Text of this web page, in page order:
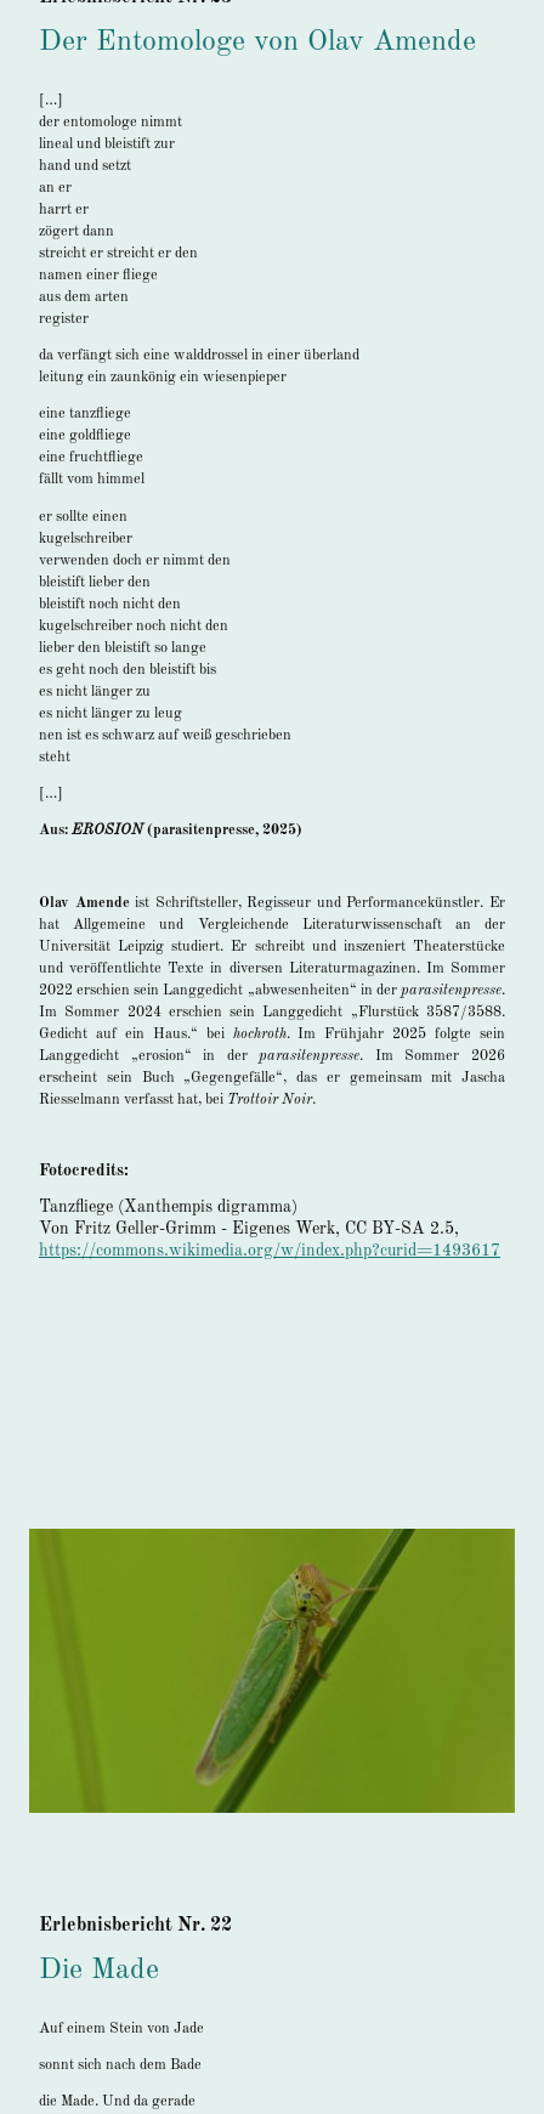
Der Entomologe von Olav Amende
[…]
der entomologe nimmt
lineal und bleistift zur
hand und setzt
an er
harrt er
zögert dann
streicht er streicht er den
namen einer fliege
aus dem arten
register
da verfängt sich eine walddrossel in einer überland
leitung ein zaunkönig ein wiesenpieper
eine tanzfliege
eine goldfliege
eine fruchtfliege
fällt vom himmel
er sollte einen
kugelschreiber
verwenden doch er nimmt den
bleistift lieber den
bleistift noch nicht den
kugelschreiber noch nicht den
lieber den bleistift so lange
es geht noch den bleistift bis
es nicht länger zu
es nicht länger zu leug
nen ist es schwarz auf weiß geschrieben
steht
[…]
Aus: EROSION (parasitenpresse, 2025)
Olav Amende ist Schriftsteller, Regisseur und Performancekünstler. Er
hat Allgemeine und Vergleichende Literaturwissenschaft an der
Universität Leipzig studiert. Er schreibt und inszeniert Theaterstücke
und veröffentlichte Texte in diversen Literaturmagazinen. Im Sommer
2022 erschien sein Langgedicht „abwesenheiten“ in der parasitenpresse.
Im Sommer 2024 erschien sein Langgedicht „Flurstück 3587/3588.
Gedicht auf ein Haus.“ bei hochroth. Im Frühjahr 2025 folgte sein
Langgedicht „erosion“ in derparasitenpresse. Im Sommer 2026
erscheint sein Buch „Gegengefälle“, das er gemeinsam mit Jascha
Riesselmann verfasst hat, bei Trottoir Noir.
Fotocredits:
Tanzfliege (Xanthempis digramma)
Von Fritz Geller-Grimm - Eigenes Werk, CC BY-SA 2.5,
https://commons.wikimedia.org/w/index.php?curid=1493617
Erlebnisbericht Nr. 22
Die Made
Auf einem Stein von Jade
sonnt sich nach dem Bade
die Made. Und da gerade